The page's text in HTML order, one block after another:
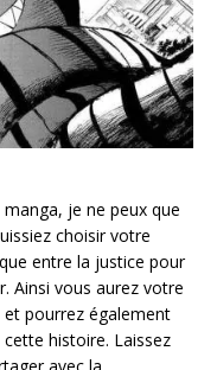
je ne peux que
choisir votre
entre la justice pour
Ainsi vous aurez votre
pourrez également
cette histoire. Laissez